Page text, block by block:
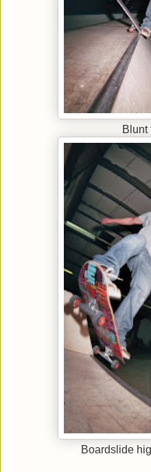
Blunt
Boardslide